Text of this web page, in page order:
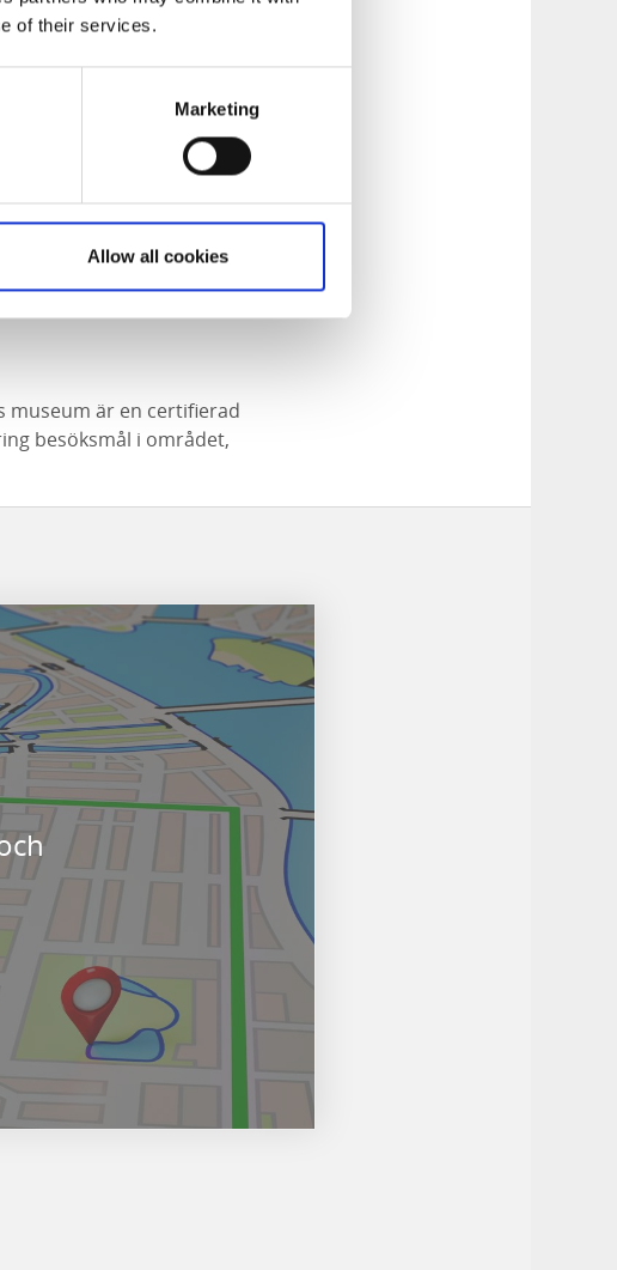
of their services.
Marketing
Allow all cookies
omkring bland ett
såg ut. Under
1800-talsmiljö.
museum är en certifierad
besöksmål i området,